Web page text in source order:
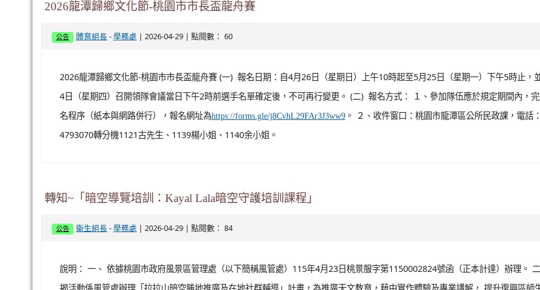
2026龍潭歸鄉文化節-桃園市市長盃龍舟賽
公告 體育組長- 學務處 | 2026-04-29 | 點閱數： 60
2026龍潭歸鄉文化節-桃園市市長盃龍舟賽 (一) 報名日期：自4月26日（星期日）上午10時起至5月25日（星期一）下午5時止，
4日（星期四）召開領隊會議當日下午2時前選手名單確定後，不可再行變更。 (二) 報名方式： １、參加隊伍應於規定期間內，
名程序（紙本與網路併行），報名網址為https://forms.gle/j8CvhL29FAr3J3ww9。 ２、收件窗口：桃園市龍潭區公所民政課，電話
4793070轉分機1121古先生、1139楊小姐、1140余小姐。
轉知~「暗空導覽培訓：Kayal Lala暗空守護培訓課程」
公告 衛生組長- 學務處 | 2026-04-29 | 點閱數： 84
說明： 一、 依據桃園市政府風景區管理處（以下簡稱風管處）115年4月23日桃景服字第1150002824號函（正本計達）辦理。